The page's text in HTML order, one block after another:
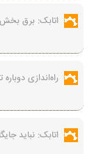
اتابک: برق بخش
راه‌اندازی
اتابک: نباید